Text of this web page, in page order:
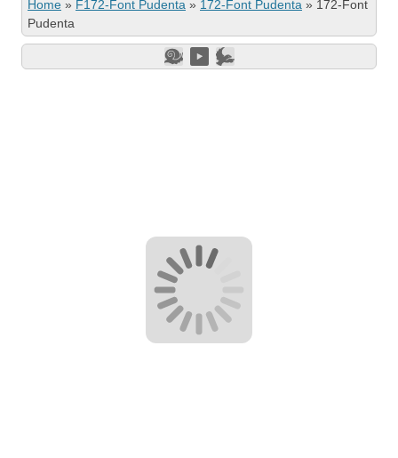
Home » F172-Font Pudenta » 172-Font Pudenta » 172-Font
Pudenta